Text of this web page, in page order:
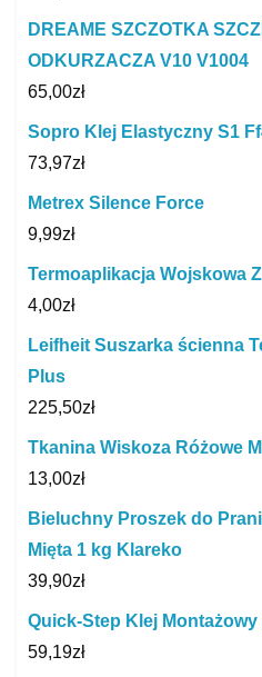
DREAME SZCZOTKA
ODKURZACZA V10 V1004
65,00zł
Sopro Klej Elastyczny S1
73,97zł
Metrex Silence Force
9,99zł
Termoaplikacja Wojskowa
4,00zł
Leifheit Suszarka ścienna
Plus
225,50zł
Tkanina Wiskoza Różowe
13,00zł
Bieluchny Proszek do
Mięta 1 kg Klareko
39,90zł
Quick-Step Klej Montażowy
59,19zł